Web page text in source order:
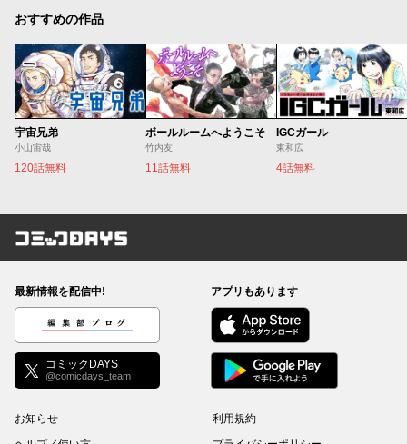
おすすめの作品
宇宙兄弟
小山宙哉
120話無料
ボールルームへようこそ
竹内友
11話無料
IGCガール
東和広
4話無料
コミックDAYS
最新情報を配信中!
編集部ブログ
コミックDAYS
@comicdays_team
アプリもあります
お知らせ
利用規約